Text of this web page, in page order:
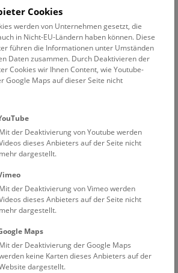
Filter zurücksetzen
Dienstags ist das NHM Wien
Ausnahmen finden sie
im Museum
Cookies
werden von Unternehmen gesetzt, die
in Nicht-EU-Ländern haben können. Diese
führen die Informationen unter Umständen
Daten zusammen. Durch Deaktivieren der
Cookies wir Ihnen Content, wie Youtube-
Google Maps auf dieser Seite nicht
Mit der Deaktivierung von Youtube werden
dieses Anbieters auf der Seite nicht
mehr dargestellt.
Mit der Deaktivierung von Vimeo werden
dieses Anbieters auf der Seite nicht
mehr dargestellt.
Maps
Mit der Deaktivierung der Google Maps
keine Karten dieses Anbieters auf der
dargestellt.